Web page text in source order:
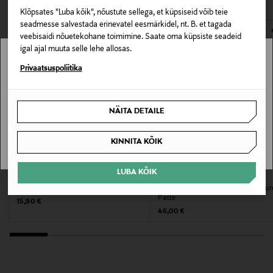
Klõpsates "Luba kõik", nõustute sellega, et küpsiseid võib teie
seadmesse salvestada erinevatel eesmärkidel, nt. B. et tagada
veebisaidi nõuetekohane toimimine. Saate oma küpsiste seadeid
igal ajal muuta selle lehe allosas.
Privaatsuspoliitika
NÄITA DETAILE
KINNITA KÕIK
LUBA KÕIK
Juuksetüüp
Normaalsetele juustele
Kategooria
EIMI
Suurus
75 ml
Wella Finland Oy
E-POE TAGASTUSED
SCHWARZKOPF PROFESSIONAL
Original Price
15,90 €
Stiilivaha Fiber Groom Elastic
Paste
Original Price
46,00 €
Stockmann pole Sinu riigis saadaval.
SAAN ARU